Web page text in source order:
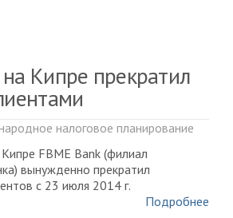
на Кипре прекратил
налоговое планирование
FBME Bank (филиал
вынужденно прекратил
c 23 июля 2014 г.
Подробнее